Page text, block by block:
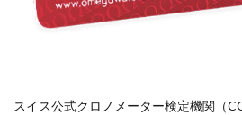
スイス公式クロノメーター検定機関（